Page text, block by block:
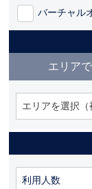
バーチャル
エリア
エリアを選択（